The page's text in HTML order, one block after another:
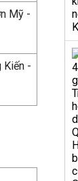
Mỹ -
Kiến -